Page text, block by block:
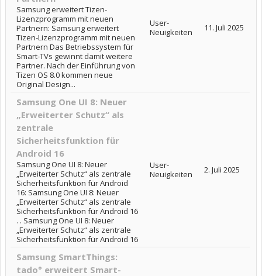
Samsung erweitert Tizen-
Lizenzprogramm mit neuen
Partnern: Samsung erweitert
Tizen-Lizenzprogramm mit neuen
Partnern Das Betriebssystem für
Smart-TVs gewinnt damit weitere
Partner. Nach der Einführung von
Tizen OS 8.0 kommen neue
Original Design...
User-
Neuigkeiten
11. Juli 2025
Samsung One UI 8: Neuer
„Erweiterter Schutz“ als
zentrale
Sicherheitsfunktion für
Android 16
Samsung One UI 8: Neuer
„Erweiterter Schutz“ als zentrale
Sicherheitsfunktion für Android
16: Samsung One UI 8: Neuer
„Erweiterter Schutz“ als zentrale
Sicherheitsfunktion für Android 16
. . Samsung One UI 8: Neuer
„Erweiterter Schutz“ als zentrale
Sicherheitsfunktion für Android 16
User-
Neuigkeiten
2. Juli 2025
Samsung SmartThings:
tado° erweitert Smart-